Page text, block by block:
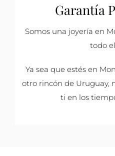
Garantía
Somos una joyería en
todo
Ya sea que estés en
otro rincón de Uruguay,
ti en los